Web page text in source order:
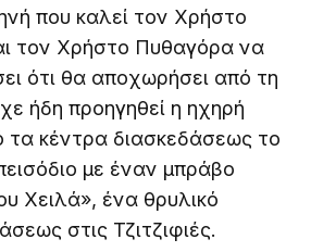
που καλεί τον Χρήστο
τον Χρήστο Πυθαγόρα να
ότι θα αποχωρήσει από τη
ήδη προηγηθεί η ηχηρή
κέντρα διασκεδάσεως το
με έναν μπράβο
Χειλά», ένα θρυλικό
στις Τζιτζιφιές.